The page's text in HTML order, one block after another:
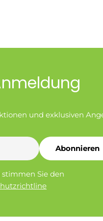
und exklusiven
Abonnieren
Sie den